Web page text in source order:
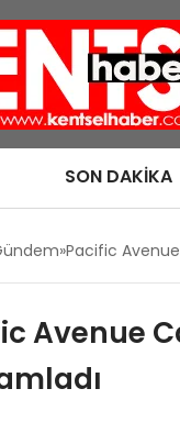
SON DAKIKA
Pacific Avenue
Avenue